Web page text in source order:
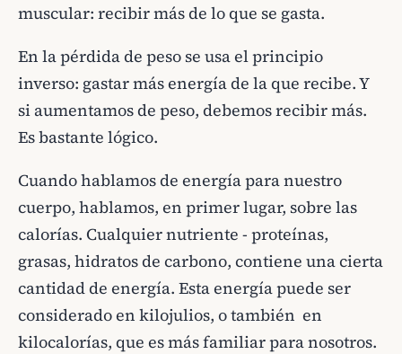
muscular: recibir más de lo que se gasta.
En la pérdida de peso se usa el principio
inverso: gastar más energía de la que recibe. Y
si aumentamos de peso, debemos recibir más.
Es bastante lógico.
Cuando hablamos de energía para nuestro
cuerpo, hablamos, en primer lugar, sobre las
calorías. Cualquier nutriente - proteínas,
grasas, hidratos de carbono, contiene una cierta
cantidad de energía. Esta energía puede ser
considerado en kilojulios, o también en
kilocalorías, que es más familiar para nosotros.